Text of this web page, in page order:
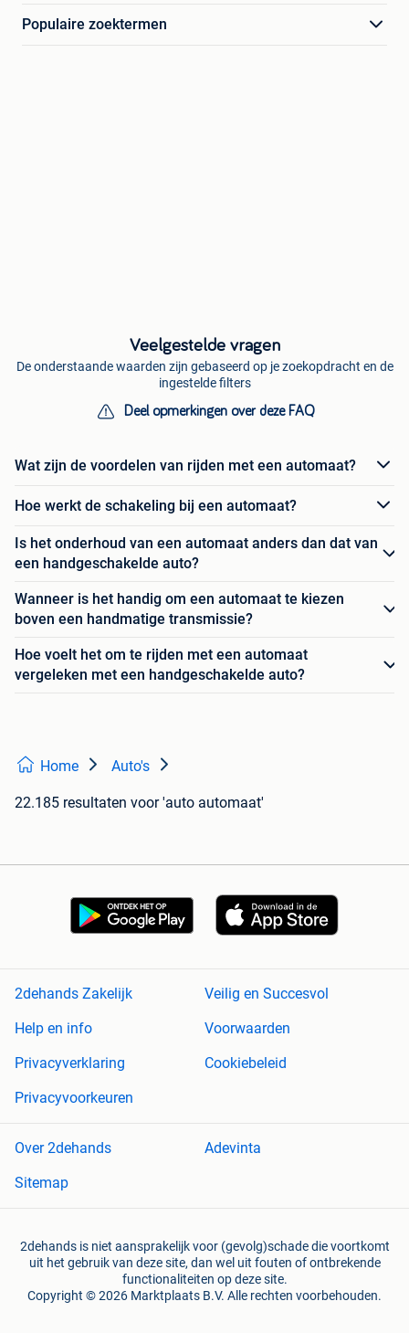
Populaire zoektermen
Veelgestelde vragen
De onderstaande waarden zijn gebaseerd op je zoekopdracht en de
ingestelde filters
Deel opmerkingen over deze FAQ
Wat zijn de voordelen van rijden met een automaat?
Hoe werkt de schakeling bij een automaat?
Is het onderhoud van een automaat anders dan dat van
een handgeschakelde auto?
Wanneer is het handig om een automaat te kiezen
boven een handmatige transmissie?
Hoe voelt het om te rijden met een automaat
vergeleken met een handgeschakelde auto?
Home Auto's
22.185 resultaten voor 'auto automaat'
2dehands Zakelijk
Veilig en Succesvol
Help en info
Voorwaarden
Privacyverklaring
Cookiebeleid
Privacyvoorkeuren
Over 2dehands
Adevinta
Sitemap
2dehands is niet aansprakelijk voor (gevolg)schade die voortkomt
uit het gebruik van deze site, dan wel uit fouten of ontbrekende
functionaliteiten op deze site.
Copyright © 2026 Marktplaats B.V. Alle rechten voorbehouden.